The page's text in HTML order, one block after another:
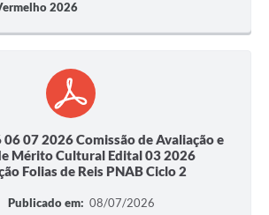
2026
06 07 2026 Comissão de Avaliação e
Mérito Cultural Edital 03 2026
Folias de Reis PNAB Ciclo 2
Publicado em: 08/07/2026